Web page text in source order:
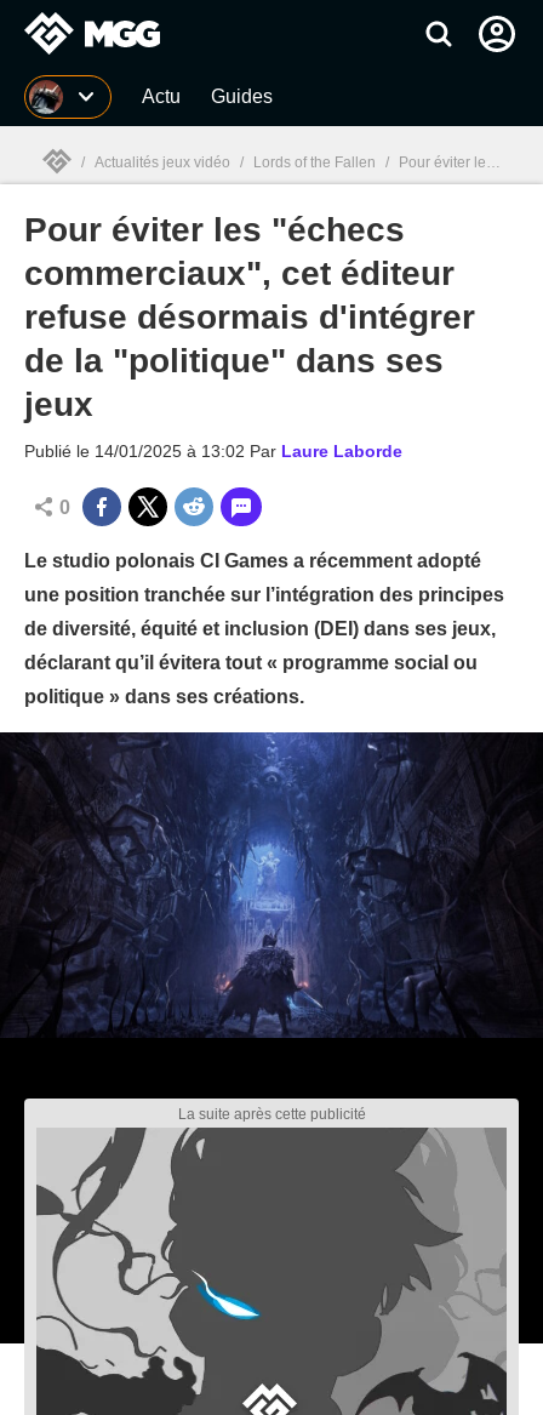
MGG Actu Guides
MGG
/ Actualités jeux vidéo / Lords of the Fallen / Pour éviter les "échecs commerciaux", cet éditeur refuse désormais d'intégrer de la "politique" dans ses jeux
Pour éviter les "échecs
commerciaux", cet éditeur
refuse désormais d'intégrer
de la "politique" dans ses
jeux
Publié le 14/01/2025 à 13:02 Par Laure Laborde
0
Le studio polonais CI Games a récemment adopté
une position tranchée sur l’intégration des principes
de diversité, équité et inclusion (DEI) dans ses jeux,
déclarant qu’il évitera tout « programme social ou
politique » dans ses créations.